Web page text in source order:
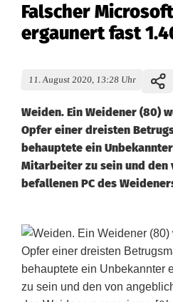
Falscher
ergaunert fast
11. August 2020, 13:28 Uhr
Weiden. Ein Weidener (80)
Opfer einer dreisten
behauptete ein
Mitarbeiter zu sein und den
befallenen PC des